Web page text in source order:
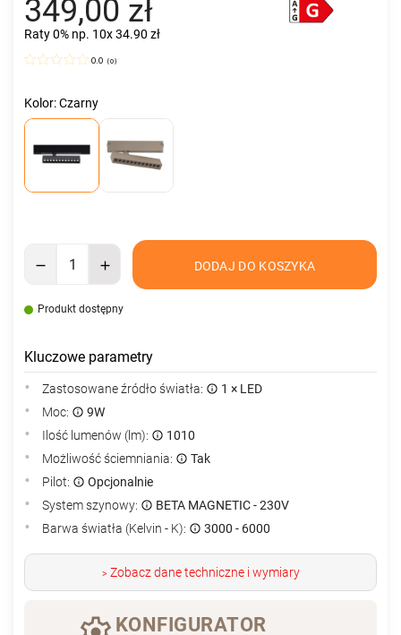
349,00 zł
Raty 0% np. 10x 34.90 zł
0.0 (0)
Kolor: Czarny
DODAJ DO KOSZYKA
Produkt dostępny
Kluczowe parametry
Zastosowane źródło światła:
1 × LED
Moc:
9W
Ilość lumenów (lm):
1010
Możliwość ściemniania:
Tak
Pilot:
Opcjonalnie
System szynowy:
BETA MAGNETIC - 230V
Barwa światła (Kelvin - K):
3000 - 6000
>Zobacz dane techniczne i wymiary
KONFIGURATOR